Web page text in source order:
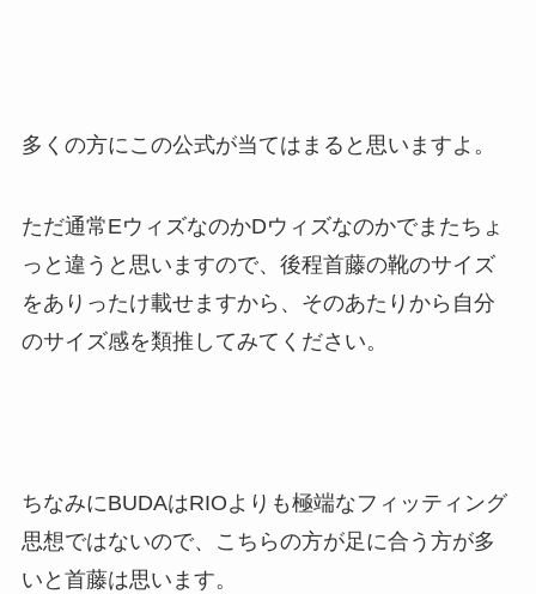
多くの方にこの公式が当てはまると思いますよ。
ただ通常EウィズなのかDウィズなのかでまたちょ
っと違うと思いますので、後程首藤の靴のサイズ
をありったけ載せますから、そのあたりから自分
のサイズ感を類推してみてください。
ちなみにBUDAはRIOよりも極端なフィッティング
思想ではないので、こちらの方が足に合う方が多
いと首藤は思います。